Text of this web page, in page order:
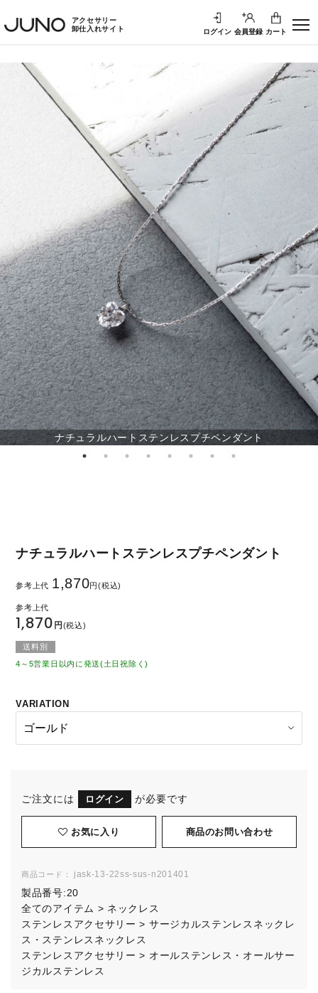
アクセサリー
卸仕入れサイト
ログイン 会員登録 カート
ナチュラルハートステンレスプチペンダント
ナチュラルハートステンレスプチペンダント
参考上代 1,870円(税込)
1,870 円(税込)
送料別
4～5営業日以内に発送(土日祝除く)
VARIATION
ご注文には ログイン が必要です
お気に入り
商品コード： jask-13-22ss-sus-n201401
製品番号:20
全てのアイテム > ネックレス
ステンレスアクセサリー > サージカルステンレスネックレ
ス・ステンレスネックレス
ステンレスアクセサリー > オールステンレス・オールサー
ジカルステンレス